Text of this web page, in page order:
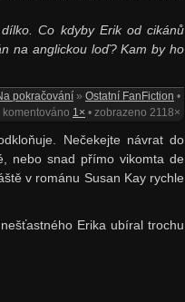
Co kdyby Erik od cikánů
na anglickou loď? Kam by ho
pokračování » Ostatní FanFiction •
komentováno 1× • zobrazeno 2118×
Nečekejte návrat do
nebo snad přímo vikomta de
v románu Susan Kay rychle
Erika ubíral trochu